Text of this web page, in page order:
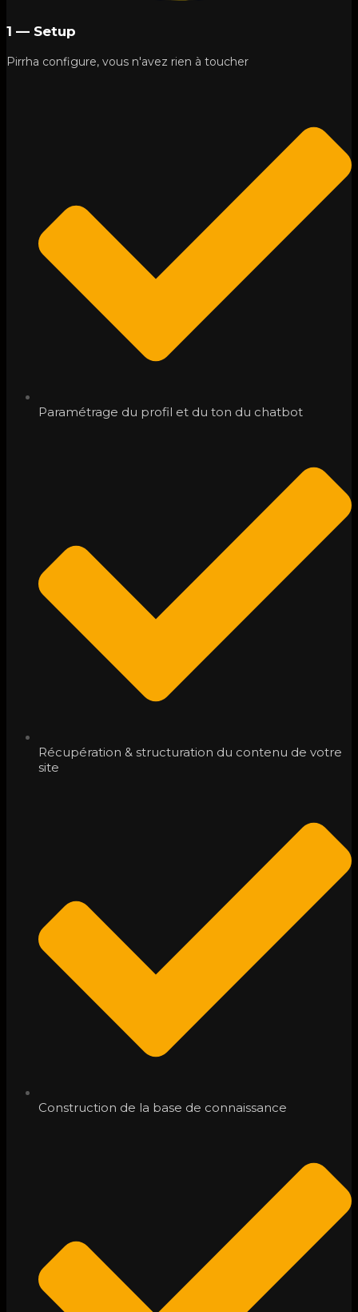
1 — Setup
Pirrha configure, vous n'avez rien à toucher
Paramétrage du profil et du ton du chatbot
Récupération & structuration du contenu de votre
site
Construction de la base de connaissance